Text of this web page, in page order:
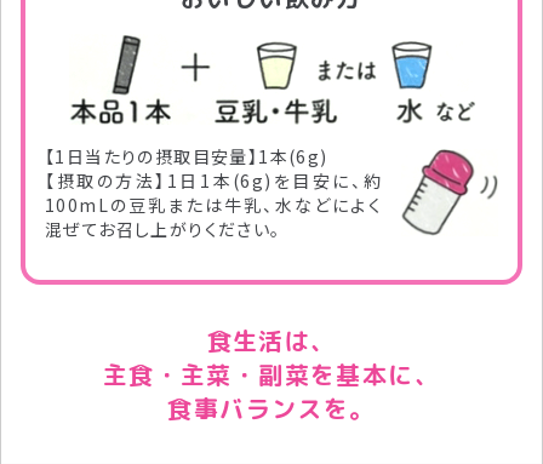
【1日当たりの摂取目安量】1本(6g)
【摂取の方法】1日1本(6g)を目安に、約
100mLの豆乳または牛乳、水などによく
混ぜてお召し上がりください。
食生活は、
主食・主菜・副菜を基本に、
食事バランスを。